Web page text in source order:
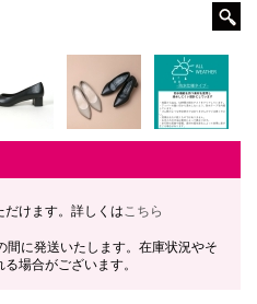
けます。詳しくはこちら
間に発送いたします。在庫状況やそ
場合がございます。